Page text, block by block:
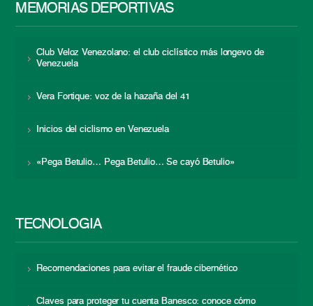
MEMORIAS DEPORTIVAS
Club Veloz Venezolano: el club ciclístico más longevo de
Venezuela
Vera Fortique: voz de la hazaña del 41
Inicios del ciclismo en Venezuela
«Pega Betulio… Pega Betulio… Se cayó Betulio»
TECNOLOGÍA
Recomendaciones para evitar el fraude cibernético
Claves para proteger tu cuenta Banesco: conoce cómo